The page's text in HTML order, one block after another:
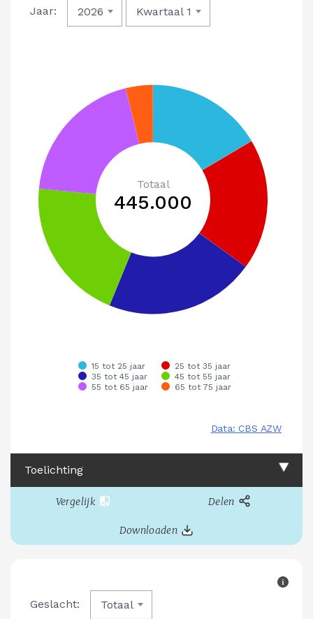
Toelichting
Vergelijk Delen
Downloaden